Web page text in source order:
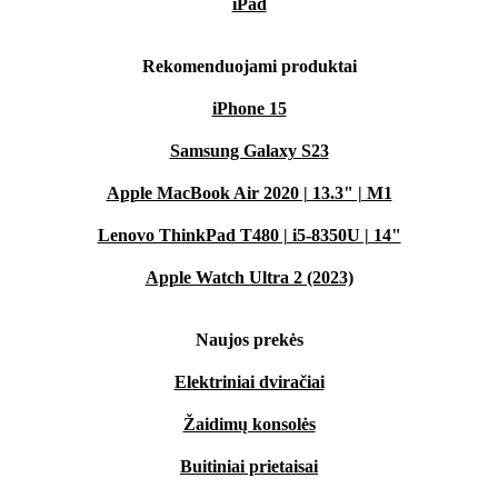
iPad
Rekomenduojami produktai
iPhone 15
Samsung Galaxy S23
Apple MacBook Air 2020 | 13.3" | M1
Lenovo ThinkPad T480 | i5-8350U | 14"
Apple Watch Ultra 2 (2023)
Naujos prekės
Elektriniai dviračiai
Žaidimų konsolės
Buitiniai prietaisai